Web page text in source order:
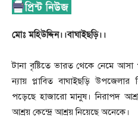
মোঃ মহিউদ্দিন।।বাঘাইছড়ি।।
টানা বৃষ্টিতে ভারত থেকে নেমে আসা
ন্যায় প্লাবিত বাঘাইছড়ি উপজেলার
পড়েছে হাজারো মানুষ। নিরাপদ
আশ্রয় কেন্দ্রে আশ্রয় নিয়েছে অনেকে।